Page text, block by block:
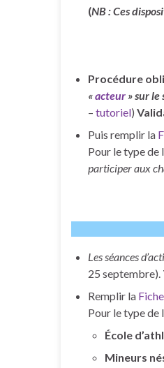
(NB : Ces
Procédure
«acteur » sur le
– tutoriel)
Puis remplir la
Pour le type de
participer aux
Les séances
25 septembre).
Remplir la
Pour le type de
École
Mineurs